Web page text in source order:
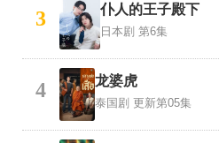
3 仆人的王子殿下
日本剧 第6集
4 龙婆虎
泰国剧 更新第05集